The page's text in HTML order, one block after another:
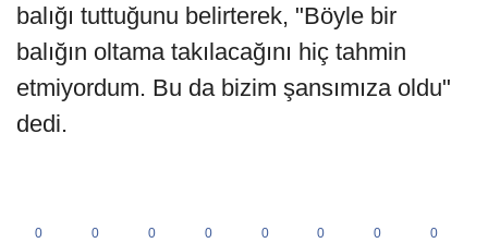
balığı tuttuğunu belirterek, "Böyle bir
balığın oltama takılacağını hiç tahmin
etmiyordum. Bu da bizim şansımıza oldu"
dedi.